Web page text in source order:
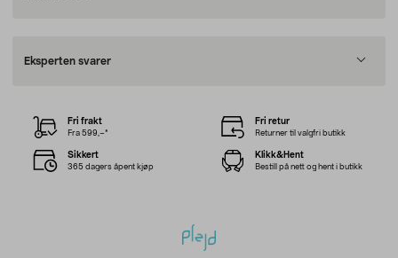
Eksperten svarer
Fri frakt
Fra 599,–*
Fri retur
Returner til valgfri butikk
Sikkert
365 dagers åpent kjøp
Klikk&Hent
Bestill på nett og hent i butikk